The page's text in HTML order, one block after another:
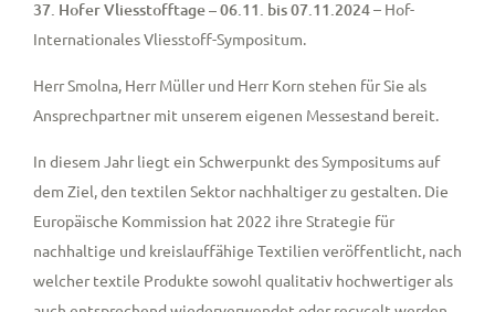
37. Hofer Vliesstofftage – 06.11. bis 07.11.2024– Hof-
Internationales Vliesstoff-Sympositum.
Herr Smolna, Herr Müller und Herr Korn stehen für Sie als
Ansprechpartner mit unserem eigenen Messestand bereit.
In diesem Jahr liegt ein Schwerpunkt des Sympositums auf
dem Ziel, den textilen Sektor nachhaltiger zu gestalten. Die
Europäische Kommission hat 2022 ihre Strategie für
nachhaltige und kreislauffähige Textilien veröffentlicht, nach
welcher textile Produkte sowohl qualitativ hochwertiger als